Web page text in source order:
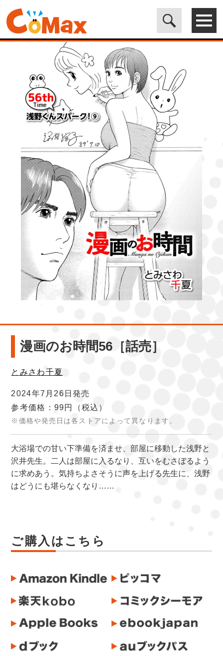
電子書籍マンガ CoMax(コマックス)公式サイト - 株式会社ICE>
ORIGINAL> 漫画のお時間56［話売］
漫画のお時間56［話売］
とみさわ千夏
2024年7月26日発売
参考価格：99円
（税込）
※価格や発売日は各ストアによって異なります。
大浴場での甘い下準備を済ませ、部屋に移動した浅野と
沢井先生。二人は部屋に入るなり、互いをむさぼるよう
に求めあう。気持ちよさそうに声を上げる先生に、浅野
はどうにも堪らなくなり……
ご購入はこちら